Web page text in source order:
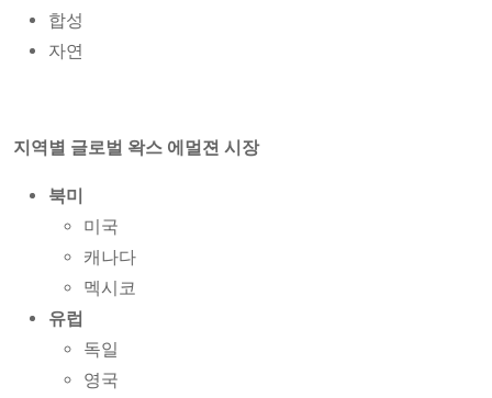
합성
자연
지역별 글로벌 왁스 에멀젼 시장
북미
미국
캐나다
멕시코
유럽
독일
영국